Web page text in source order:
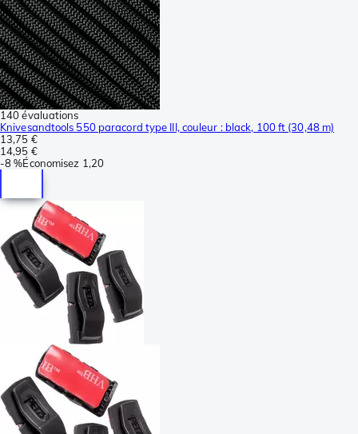
140 évaluations
Knivesandtools 550 paracord type III, couleur : black, 100 ft (30,48 m)
13,75 €
14,95 €
-8 %Économisez 1,20